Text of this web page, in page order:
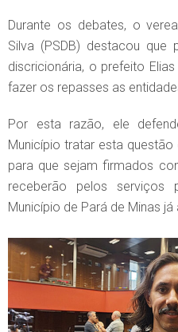
Durante os debates, o
Silva (PSDB) destacou
discricionária, o prefeito
fazer os repasses as
Por esta razão, ele
Município tratar esta
para que sejam firmados
receberão pelos serviços
Município de Pará de Minas